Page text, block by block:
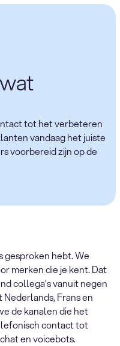
tot het verbeteren
vandaag het juiste
voorbereid zijn op de
gesproken hebt. We
merken die je kent. Dat
collega’s vanuit negen
Frans en
de kanalen die het
contact tot
en voicebots.